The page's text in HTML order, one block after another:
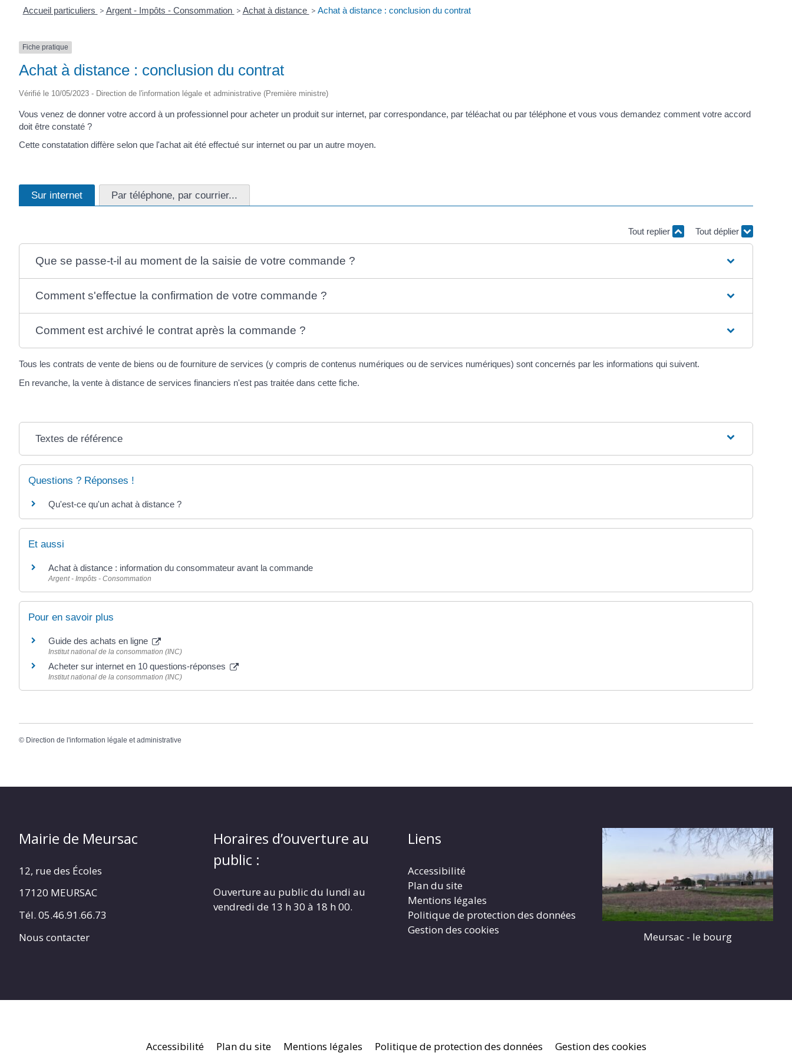
Accueil particuliers > Argent - Impôts - Consommation > Achat à distance > Achat à distance : conclusion du contrat
Fiche pratique
Achat à distance : conclusion du contrat
Vérifié le 10/05/2023 - Direction de l'information légale et administrative (Première ministre)
Vous venez de donner votre accord à un professionnel pour acheter un produit sur internet, par correspondance, par téléachat ou par téléphone et vous vous demandez comment votre accord
doit être constaté ?
Cette constatation diffère selon que l'achat ait été effectué sur internet ou par un autre moyen.
Sur internet Par téléphone, par courrier...
Tout replier Tout déplier
Que se passe-t-il au moment de la saisie de votre commande ?
Comment s'effectue la confirmation de votre commande ?
Comment est archivé le contrat après la commande ?
Tous les contrats de vente de biens ou de fourniture de services (y compris de contenus numériques ou de services numériques) sont concernés par les informations qui suivent.
En revanche, la vente à distance de services financiers n'est pas traitée dans cette fiche.
Textes de référence
Questions ? Réponses !
Qu'est-ce qu'un achat à distance ?
Et aussi
Achat à distance : information du consommateur avant la commande
Argent - Impôts - Consommation
Pour en savoir plus
Guide des achats en ligne
Institut national de la consommation (INC)
Acheter sur internet en 10 questions-réponses
Institut national de la consommation (INC)
© Direction de l'information légale et administrative
Mairie de Meursac
12, rue des Écoles
17120 MEURSAC
Tél. 05.46.91.66.73
Nous contacter
Horaires d’ouverture au
public :
Ouverture au public du lundi au
vendredi de 13 h 30 à 18 h 00.
Liens
Accessibilité
Plan du site
Mentions légales
Politique de protection des données
Gestion des cookies
Meursac - le bourg
Accessibilité Plan du site Mentions légales Politique de protection des données Gestion des cookies